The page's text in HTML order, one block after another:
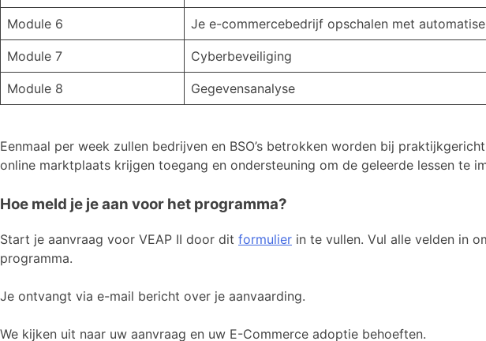
Module 6 Je e-commercebedrijf opschalen met
Module 7 Cyberbeveiliging
Module 8 Gegevensanalyse
Eenmaal per week zullen bedrijven en BSO’s betrokken worden bij
online marktplaats krijgen toegang en ondersteuning om de geleerde lessen te
Hoe meld je je aan voor het programma?
Start je aanvraag voor VEAP II door dit formulier in te vullen. Vul alle velden in
programma.
Je ontvangt via e-mail bericht over je aanvaarding.
We kijken uit naar uw aanvraag en uw E-Commerce adoptie behoeften.